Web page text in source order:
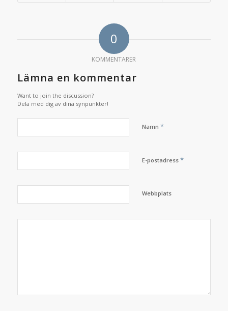
0
KOMMENTARER
Lämna en kommentar
Want to join the discussion?
Dela med dig av dina synpunkter!
Namn *
E-postadress *
Webbplats